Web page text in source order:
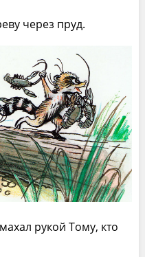
через пруд.
рукой Тому, кто